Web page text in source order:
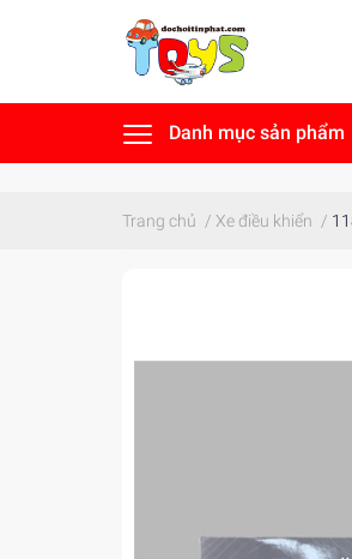
Danh mục sản phẩm
Trang chủ / Xe điều khiển /